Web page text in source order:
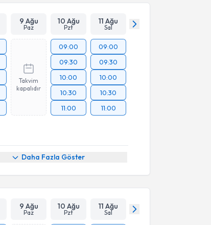
9 Ağu
Paz
10 Ağu
Pzt
11 Ağu
Sal
Takvim
kapalıdır
09:00
09:30
10:00
10:30
11:00
09:00
09:30
10:00
10:30
11:00
Daha Fazla Göster
9 Ağu
Paz
10 Ağu
Pzt
11 Ağu
Sal